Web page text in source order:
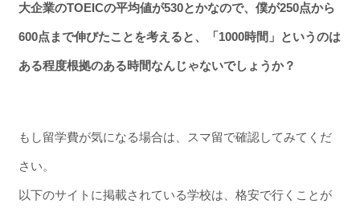
大企業のTOEICの平均値が530とかなので、僕が250点から
600点まで伸びたことを考えると、「1000時間」というのは
ある程度根拠のある時間なんじゃないでしょうか？
もし留学費が気になる場合は、スマ留で確認してみてくだ
さい。
以下のサイトに掲載されている学校は、格安で行くことが